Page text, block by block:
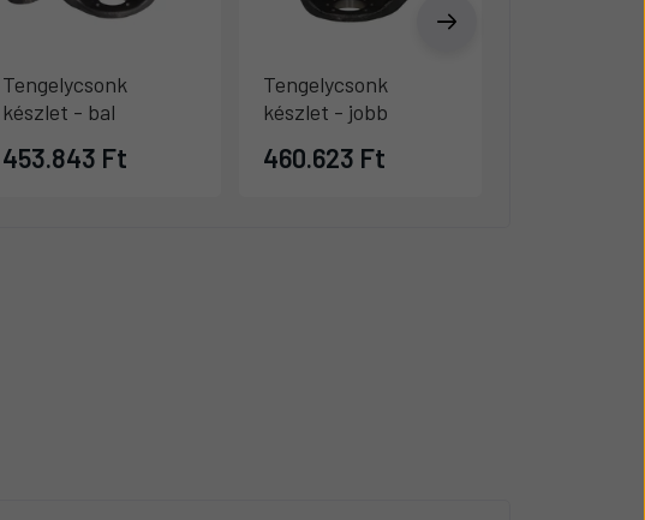
Tengelycsonk
készlet - bal
453.843 Ft
Tengelycsonk
készlet - jobb
460.623 Ft